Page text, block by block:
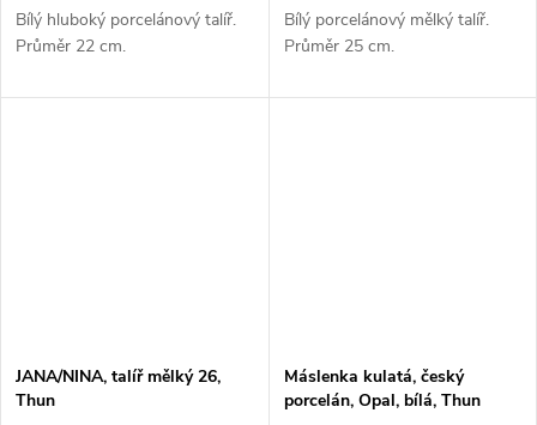
Bílý hluboký porcelánový talíř.
Průměr 22 cm.
Bílý porcelánový mělký talíř.
Průměr 25 cm.
JANA/NINA, talíř mělký 26,
Thun
Máslenka kulatá, český
porcelán, Opal, bílá, Thun